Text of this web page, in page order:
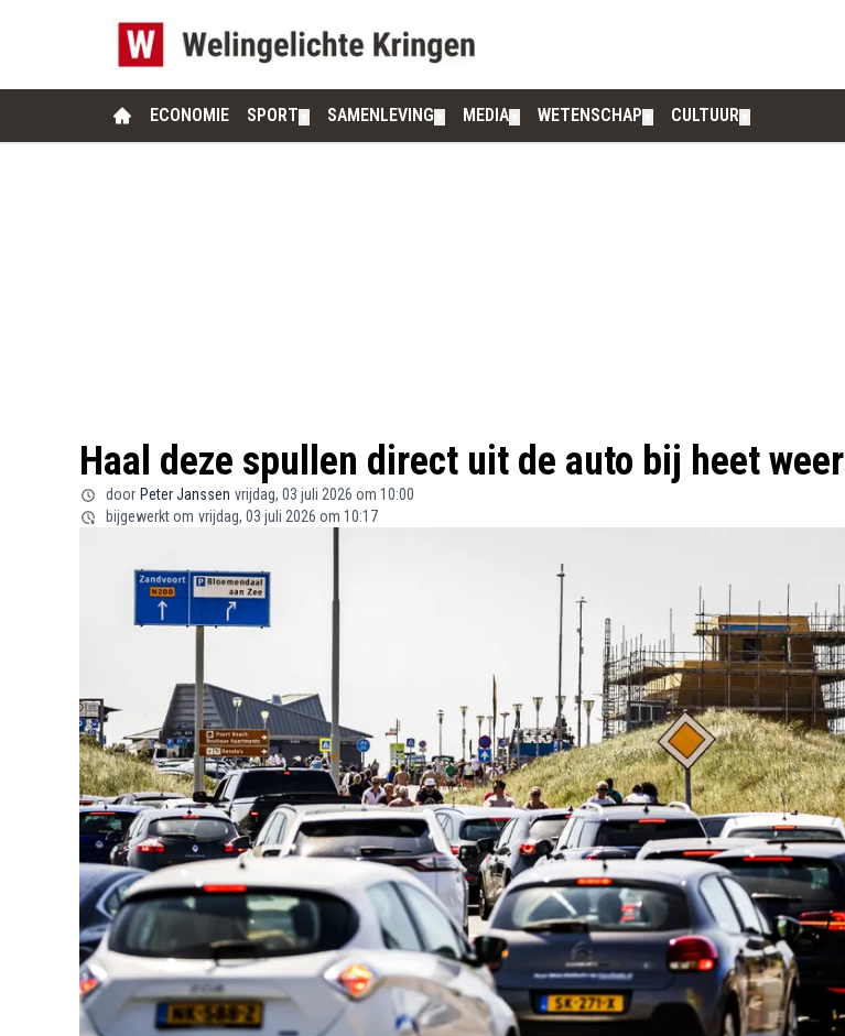
ECONOMIE SPORT SAMENLEVING MEDIA WETENSCHAP CULTUUR
Haal deze spullen direct uit de auto bij heet weer
door Peter Janssen vrijdag, 03 juli 2026 om 10:00
bijgewerkt om vrijdag, 03 juli 2026 om 10:17